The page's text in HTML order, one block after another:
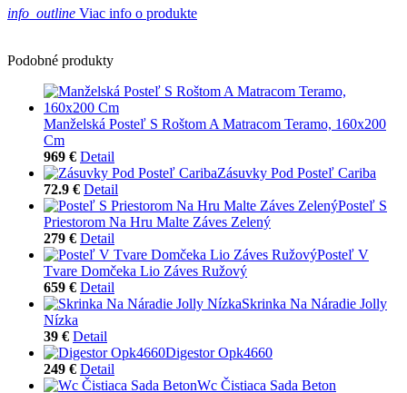
info_outline Viac info o produkte
Podobné produkty
Manželská Posteľ S Roštom A Matracom Teramo, 160x200
Cm
969 € Detail
Zásuvky Pod Posteľ Cariba
72.9 € Detail
Posteľ S
Priestorom Na Hru Malte Záves Zelený
279 € Detail
Posteľ V
Tvare Domčeka Lio Záves Ružový
659 € Detail
Skrinka Na Náradie Jolly
Nízka
39 € Detail
Digestor Opk4660
249 € Detail
Wc Čistiaca Sada Beton